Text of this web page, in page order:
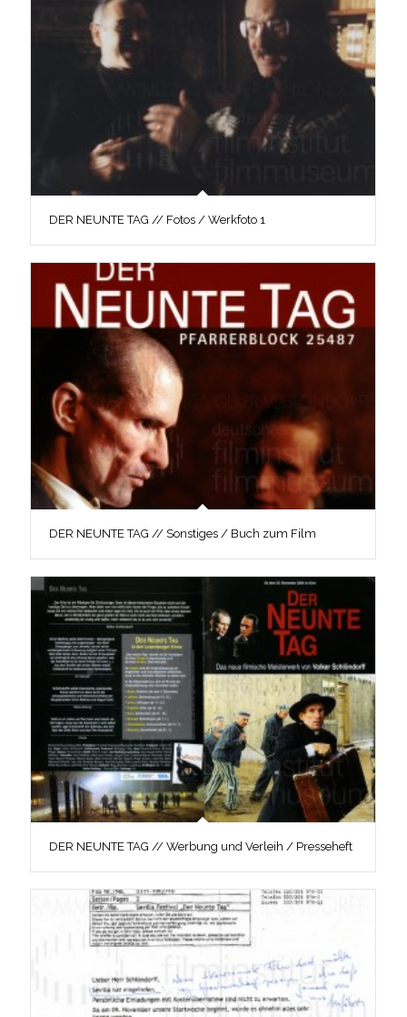
DER NEUNTE TAG // Fotos / Werkfoto 1
DER NEUNTE TAG // Sonstiges / Buch zum Film
DER NEUNTE TAG // Werbung und Verleih / Presseheft